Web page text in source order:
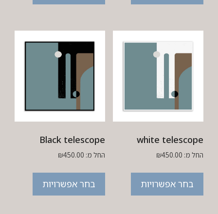
white telescope
החל מ: ₪450.00
בחר אפשרויות
Black telescope
החל מ: ₪450.00
בחר אפשרויות